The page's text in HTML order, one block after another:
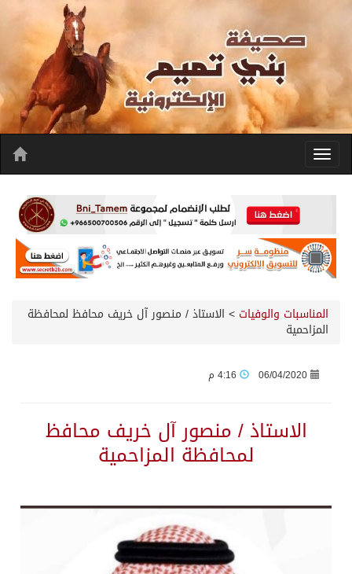
المناسبات والوفيات > الاستاذ / منصور آل خريف محافظ لمحافظة
المزاحمية
06/04/2020
الاستاذ / منصور آل خريف محافظ
لمحافظة المزاحمية